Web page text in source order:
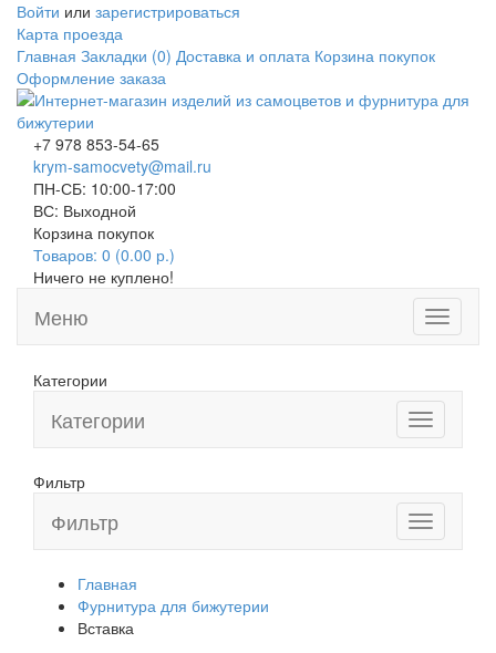
Войти или зарегистрироваться
Карта проезда
Главная Закладки (0) Доставка и оплата Корзина покупок
Оформление заказа
+7 978 853-54-65
krym-samocvety@mail.ru
ПН-СБ: 10:00-17:00
ВС: Выходной
Корзина покупок
Товаров: 0 (0.00 р.)
Ничего не куплено!
Toggle
Меню
Категории
Toggle
navigation
Категории
Фильтр
Toggle
navigation
Фильтр
Главная
Фурнитура для бижутерии
Вставка